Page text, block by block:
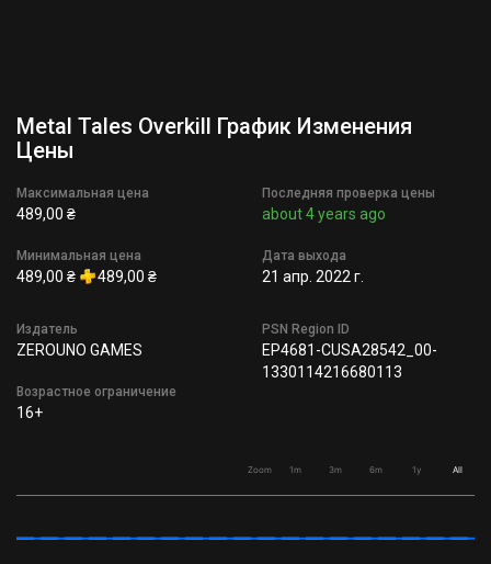
Metal Tales Overkill График Изменения
Цены
Максимальная цена
489,00 ₴
Минимальная цена
489,00 ₴ 489,00 ₴
Последняя проверка цены
about 4 years ago
Дата выхода
21 апр. 2022 г.
Издатель
ZEROUNO GAMES
Возрастное ограничение
16+
PSN Region ID
EP4681-CUSA28542_00-
1330114216680113
Zoom 1m 3m 6m 1y All